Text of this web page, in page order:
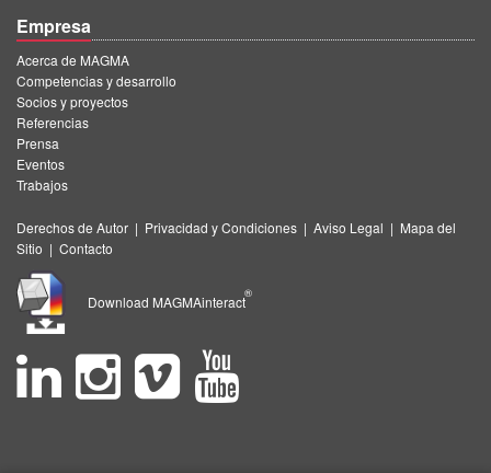
Empresa
Acerca de MAGMA
Competencias y desarrollo
Socios y proyectos
Referencias
Prensa
Eventos
Trabajos
Derechos de Autor | Privacidad y Condiciones | Aviso Legal | Mapa del
Sitio | Contacto
Download MAGMAinteract
®